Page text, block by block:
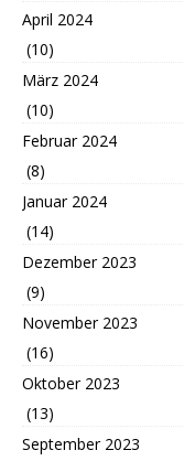
April 2024
(10)
März 2024
(10)
Februar 2024
(8)
Januar 2024
(14)
Dezember 2023
(9)
November 2023
(16)
Oktober 2023
(13)
September 2023